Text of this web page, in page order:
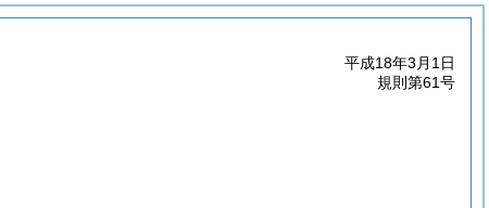
平成18年3月1日
規則第61号